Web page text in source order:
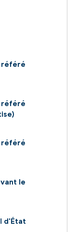
référé
référé
référé
le
d'État